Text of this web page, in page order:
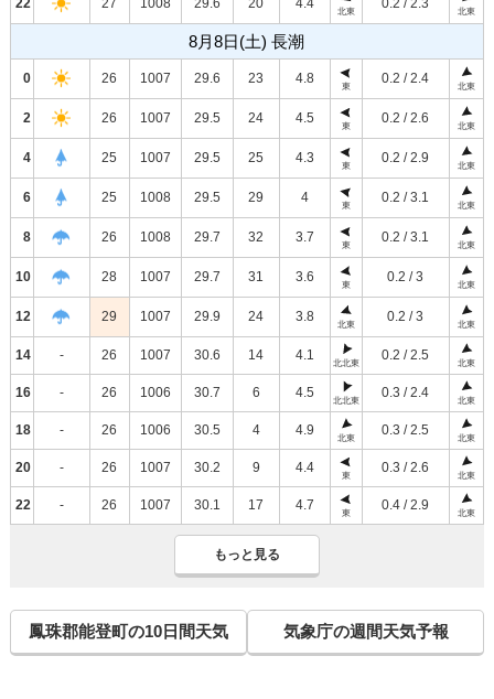
北東 北東
8月8日(土) 長潮
0 26 1007 29.6 23 4.8
東
0.2 / 2.4
北東
2 26 1007 29.5 24 4.5
東
0.2 / 2.6
北東
4 25 1007 29.5 25 4.3
東
0.2 / 2.9
北東
6 25 1008 29.5 29 4
東
0.2 / 3.1
北東
8 26 1008 29.7 32 3.7
東
0.2 / 3.1
北東
10 28 1007 29.7 31 3.6
東
0.2 / 3
北東
12 29 1007 29.9 24 3.8
北東
0.2 / 3
北東
14 - 26 1007 30.6 14 4.1
北北東
0.2 / 2.5
北東
16 - 26 1006 30.7 6 4.5
北北東
0.3 / 2.4
北東
18 - 26 1006 30.5 4 4.9
北東
0.3 / 2.5
北東
20 - 26 1007 30.2 9 4.4
東
0.3 / 2.6
北東
22 - 26 1007 30.1 17 4.7
東
0.4 / 2.9
北東
もっと見る
鳳珠郡能登町の10日間天気 気象庁の週間天気予報